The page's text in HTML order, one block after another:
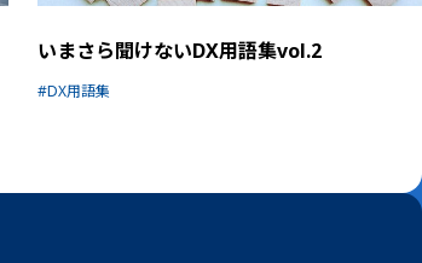
いまさら聞けないDX用語集vol.2
DX用語集